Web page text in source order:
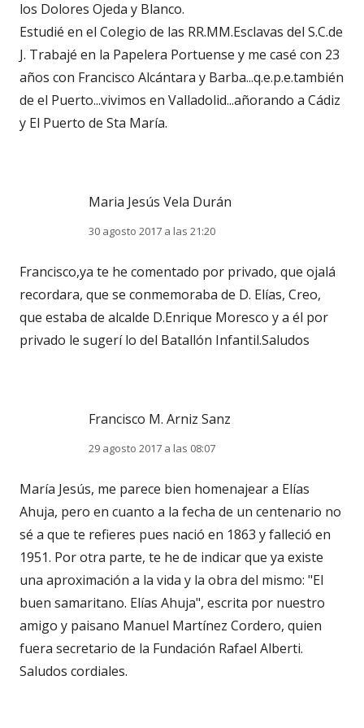
los Dolores Ojeda y Blanco.
Estudié en el Colegio de las RR.MM.Esclavas del S.C.de
J. Trabajé en la Papelera Portuense y me casé con 23
años con Francisco Alcántara y Barba...q.e.p.e.también
de el Puerto...vivimos en Valladolid...añorando a Cádiz
y El Puerto de Sta María.
Maria Jesús Vela Durán
30 agosto 2017 a las 21:20
Francisco,ya te he comentado por privado, que ojalá
recordara, que se conmemoraba de D. Elías, Creo,
que estaba de alcalde D.Enrique Moresco y a él por
privado le sugerí lo del Batallón Infantil.Saludos
Francisco M. Arniz Sanz
29 agosto 2017 a las 08:07
María Jesús, me parece bien homenajear a Elías
Ahuja, pero en cuanto a la fecha de un centenario no
sé a que te refieres pues nació en 1863 y falleció en
1951. Por otra parte, te he de indicar que ya existe
una aproximación a la vida y la obra del mismo: "El
buen samaritano. Elías Ahuja", escrita por nuestro
amigo y paisano Manuel Martínez Cordero, quien
fuera secretario de la Fundación Rafael Alberti.
Saludos cordiales.